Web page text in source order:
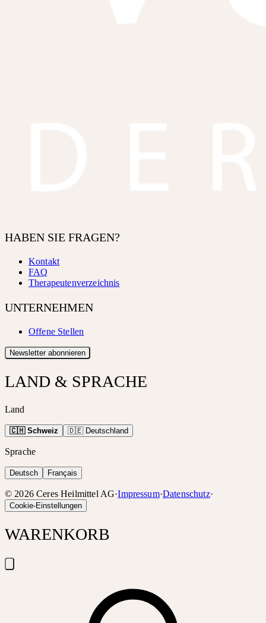
HABEN SIE FRAGEN?
Kontakt
FAQ
Therapeutenverzeichnis
UNTERNEHMEN
Offene Stellen
Newsletter abonnieren
LAND & SPRACHE
Land
🇨🇭 Schweiz 🇩🇪 Deutschland
Sprache
Deutsch Français
© 2026 Ceres Heilmittel AG·Impressum·Datenschutz·
Cookie-Einstellungen
WARENKORB